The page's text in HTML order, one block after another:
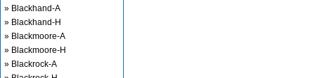
» Blackhand-A
» Blackhand-H
» Blackmoore-A
» Blackmoore-H
» Blackrock-A